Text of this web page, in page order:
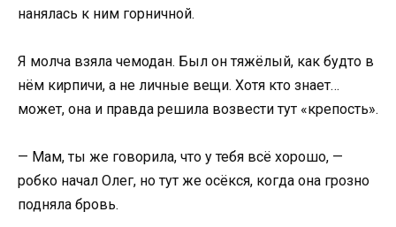
нанялась к ним горничной.
Я молча взяла чемодан. Был он тяжёлый, как будто в
нём кирпичи, а не личные вещи. Хотя кто знает…
может, она и правда решила возвести тут «крепость».
— Мам, ты же говорила, что у тебя всё хорошо, —
робко начал Олег, но тут же осёкся, когда она грозно
подняла бровь.